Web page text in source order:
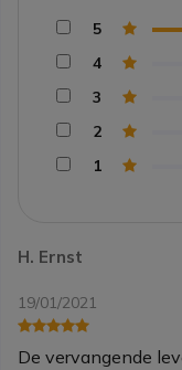
H. Ernst
19/01/2021
De vervangende
5
4
3
2
1